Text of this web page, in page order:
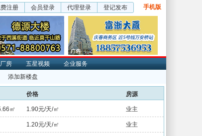
注册 会员登录 代理登录 登记发布 手机版
房 五星视频
企业服务
添加新楼盘
价格 房源
㎡ 1.90元/天/㎡ 业主
1.20元/天/㎡ 业主